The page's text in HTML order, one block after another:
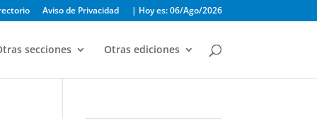
Aviso de Privacidad | Hoy es: 06/Ago/2026
secciones Otras ediciones